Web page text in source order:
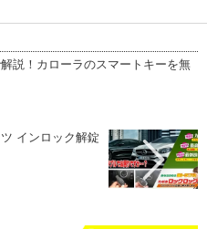
説！カローラのスマートキーを無
インロック解錠